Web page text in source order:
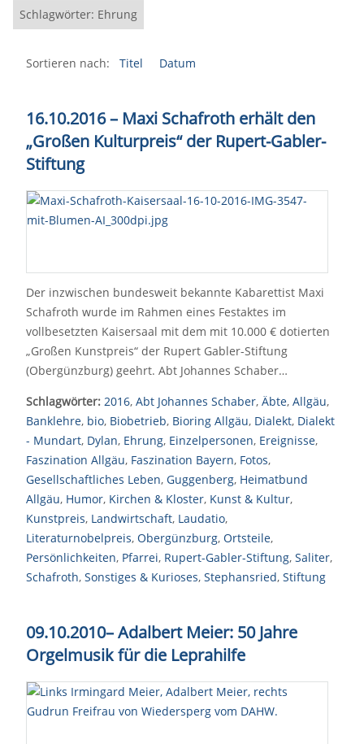
Schlagwörter: Ehrung
Sortieren nach: Titel Datum
16.10.2016– Maxi Schafroth erhält den
„Großen Kulturpreis“ der Rupert-Gabler-
Stiftung
Der inzwischen bundesweit bekannte Kabarettist Maxi
Schafroth wurde im Rahmen eines Festaktes im
vollbesetzten Kaisersaal mit dem mit 10.000 € dotierten
„Großen Kunstpreis“ der Rupert Gabler-Stiftung
(Obergünzburg) geehrt. Abt Johannes Schaber…
Schlagwörter: 2016, Abt Johannes Schaber, Äbte, Allgäu,
Banklehre, bio, Biobetrieb, Bioring Allgäu, Dialekt, Dialekt
- Mundart, Dylan, Ehrung, Einzelpersonen, Ereignisse,
Faszination Allgäu, Faszination Bayern, Fotos,
Gesellschaftliches Leben, Guggenberg, Heimatbund
Allgäu, Humor, Kirchen & Kloster, Kunst & Kultur,
Kunstpreis, Landwirtschaft, Laudatio,
Literaturnobelpreis, Obergünzburg, Ortsteile,
Persönlichkeiten, Pfarrei, Rupert-Gabler-Stiftung, Saliter,
Schafroth, Sonstiges & Kurioses, Stephansried, Stiftung
09.10.2010–Adalbert Meier: 50 Jahre
Orgelmusik für die Leprahilfe